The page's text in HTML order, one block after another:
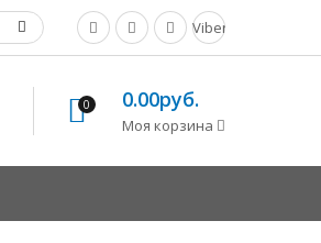
Viber
0 0.00руб.
Моя корзина